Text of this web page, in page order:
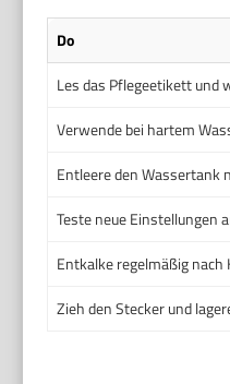
Do
Les das Pflegeetikett und
Verwende bei hartem
Entleere den Wassertank
Teste neue Einstellungen
Entkalke regelmäßig
Zieh den Stecker und